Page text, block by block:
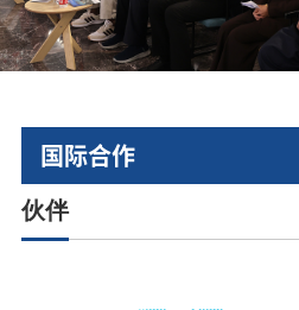
国际合作
伙伴